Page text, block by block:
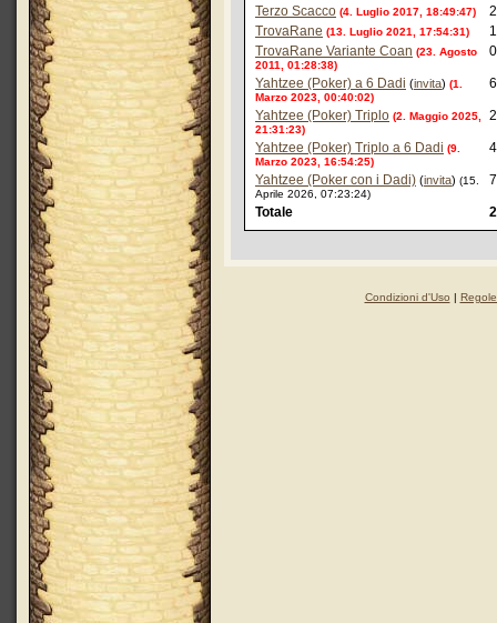
Terzo Scacco (4. Luglio 2017, 18:49:47)
TrovaRane (13. Luglio 2021, 17:54:31)
TrovaRane Variante Coan (23. Agosto
2011, 01:28:38)
0
Yahtzee (Poker) a 6 Dadi (invita) (1.
Marzo 2023, 00:40:02)
Yahtzee (Poker) Triplo (2. Maggio 2025,
21:31:23)
Yahtzee (Poker) Triplo a 6 Dadi (9.
Marzo 2023, 16:54:25)
Yahtzee (Poker con i Dadi) (invita) (15.
Aprile 2026, 07:23:24)
Totale
Condizioni d'Uso |